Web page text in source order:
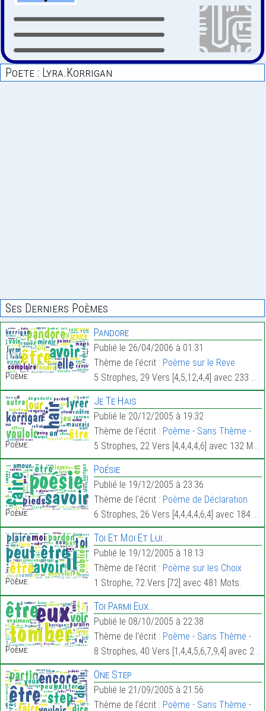
Poete : Lyra.korrigan
Ses Derniers Poèmes
Poème:
Pandore
Publié le 26/04/2006 à 01:31
Thème de l'écrit : Poème sur le Reve
5 Strophes, 29 Vers [4,5,12,4,4] avec 233 Mots.
Poème:
Je Te Hais
Publié le 20/12/2005 à 19:32
Thème de l'écrit : Poème - Sans Thème -
5 Strophes, 22 Vers [4,4,4,4,6] avec 132 Mots.
Poème:
Poésie
Publié le 19/12/2005 à 23:36
Thème de l'écrit : Poème de Déclaration
6 Strophes, 26 Vers [4,4,4,4,6,4] avec 184 Mots.
Poème:
Toi Et Moi Et Lui…
Publié le 19/12/2005 à 18:13
Thème de l'écrit : Poème sur les Choix
1 Strophe, 72 Vers [72] avec 481 Mots.
Poème:
Toi Parmi Eux…
Publié le 08/10/2005 à 22:38
Thème de l'écrit : Poème - Sans Thème -
8 Strophes, 40 Vers [1,4,4,5,6,7,9,4] avec 223 Mots.
One Step
Publié le 21/09/2005 à 21:56
Thème de l'écrit : Poème - Sans Thème -